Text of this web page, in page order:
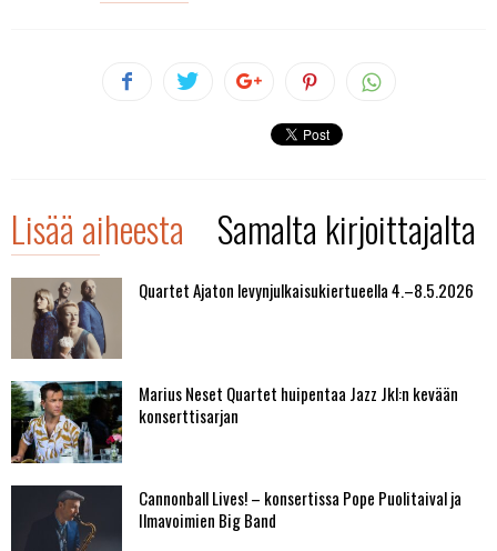
Lisää aiheesta Samalta kirjoittajalta
Quartet Ajaton levynjulkaisukiertueella 4.–8.5.2026
Marius Neset Quartet huipentaa Jazz Jkl:n kevään
konserttisarjan
Cannonball Lives! – konsertissa Pope Puolitaival ja
Ilmavoimien Big Band